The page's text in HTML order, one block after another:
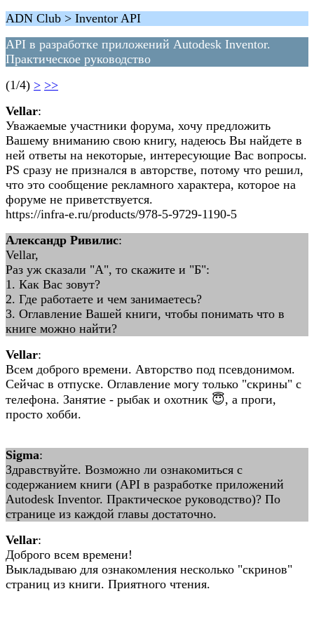
ADN Club > Inventor API
API в разработке приложений Autodesk Inventor.
Практическое руководство
(1/4) > >>
Vellar:
Уважаемые участники форума, хочу предложить
Вашему вниманию свою книгу, надеюсь Вы найдете в
ней ответы на некоторые, интересующие Вас вопросы.
PS сразу не признался в авторстве, потому что решил,
что это сообщение рекламного характера, которое на
форуме не приветствуется.
https://infra-e.ru/products/978-5-9729-1190-5
Александр Ривилис:
Vellar,
Раз уж сказали "А", то скажите и "Б":
1. Как Вас зовут?
2. Где работаете и чем занимаетесь?
3. Оглавление Вашей книги, чтобы понимать что в
книге можно найти?
Vellar:
Всем доброго времени. Авторство под псевдонимом.
Сейчас в отпуске. Оглавление могу только "скрины" с
телефона. Занятие - рыбак и охотник 😇, а проги,
просто хобби.
Sigma:
Здравствуйте. Возможно ли ознакомиться с
содержанием книги (API в разработке приложений
Autodesk Inventor. Практическое руководство)? По
странице из каждой главы достаточно.
Vellar:
Доброго всем времени!
Выкладываю для ознакомления несколько "скринов"
страниц из книги. Приятного чтения.